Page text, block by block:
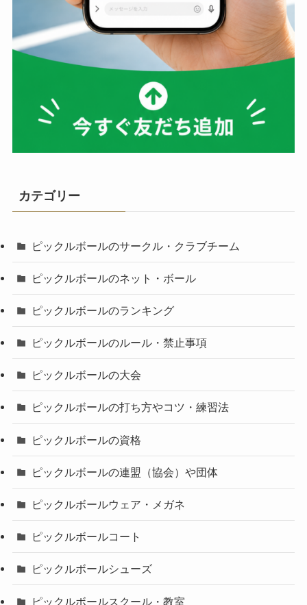
カテゴリー
ピックルボールのサークル・クラブチーム
ピックルボールのネット・ボール
ピックルボールのランキング
ピックルボールのルール・禁止事項
ピックルボールの大会
ピックルボールの打ち方やコツ・練習法
ピックルボールの資格
ピックルボールの連盟（協会）や団体
ピックルボールウェア・メガネ
ピックルボールコート
ピックルボールシューズ
ピックルボールスクール・教室